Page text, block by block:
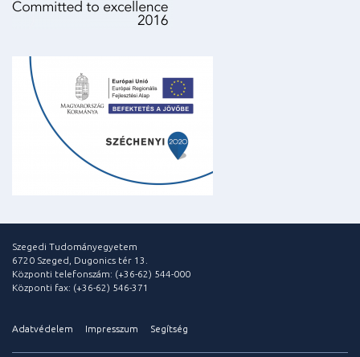
Szegedi Tudományegyetem
6720 Szeged, Dugonics tér 13.
Központi telefonszám: (+36-62) 544-000
Központi fax: (+36-62) 546-371
Adatvédelem Impresszum Segítség